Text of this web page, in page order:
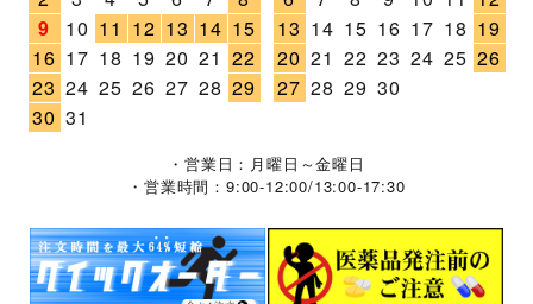
9
10 11 12 13 14 15
16 17 18 19 20 21 22
23 24 25 26 27 28 29
30 31
13 14 15 16 17 18 19
20 21 22 23 24 25 26
27 28 29 30
・営業日：月曜日～金曜日
・営業時間：9:00-12:00/13:00-17:30